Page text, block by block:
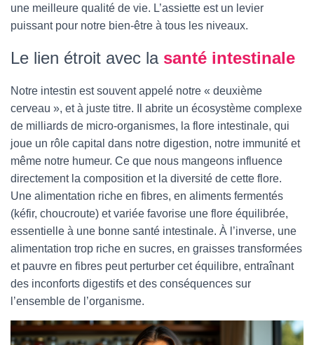
une meilleure qualité de vie. L’assiette est un levier
puissant pour notre bien-être à tous les niveaux.
Le lien étroit avec la santé intestinale
Notre intestin est souvent appelé notre « deuxième
cerveau », et à juste titre. Il abrite un écosystème complexe
de milliards de micro-organismes, la flore intestinale, qui
joue un rôle capital dans notre digestion, notre immunité et
même notre humeur. Ce que nous mangeons influence
directement la composition et la diversité de cette flore.
Une alimentation riche en fibres, en aliments fermentés
(kéfir, choucroute) et variée favorise une flore équilibrée,
essentielle à une bonne santé intestinale. À l’inverse, une
alimentation trop riche en sucres, en graisses transformées
et pauvre en fibres peut perturber cet équilibre, entraînant
des inconforts digestifs et des conséquences sur
l’ensemble de l’organisme.